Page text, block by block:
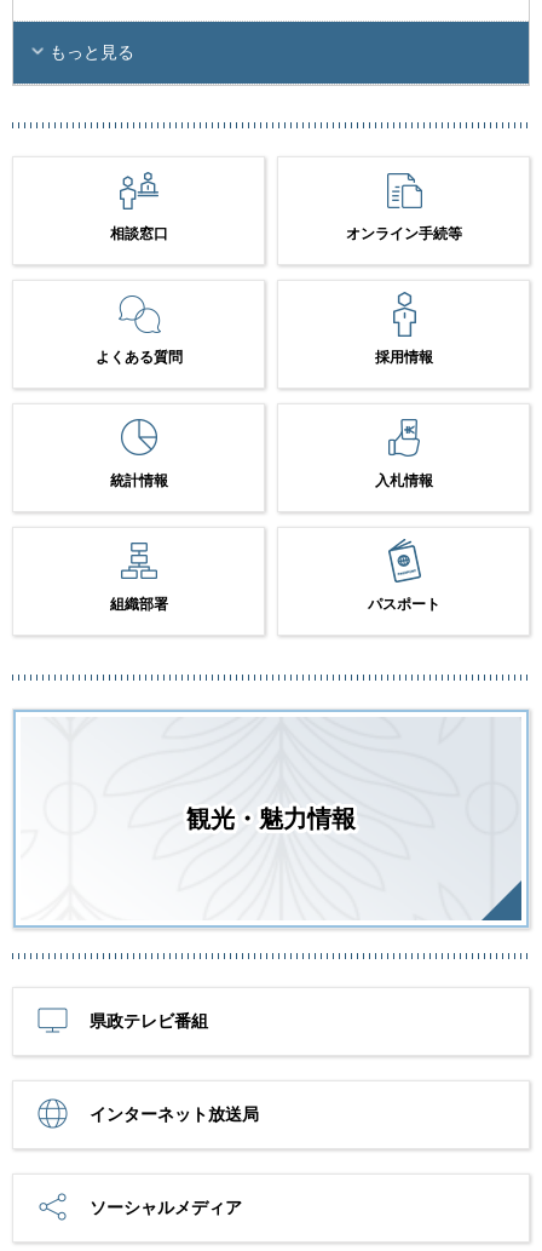
もっと見る
相談窓口 オンライン手続等
よくある質問 採用情報
統計情報 入札情報
組織部署 パスポート
観光・魅力情報
県政テレビ番組
インターネット放送局
ソーシャルメディア